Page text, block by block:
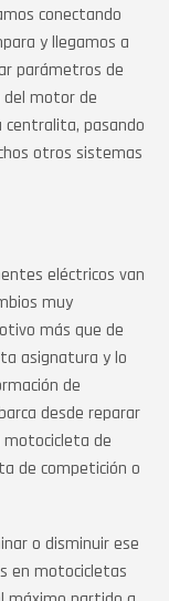
conectando
y llegamos a
parámetros de
motor de
centralita, pasando
otros sistemas
eléctricos van
muy
más que de
asignatura y lo
de
desde reparar
motocicleta de
de competición o
o disminuir ese
en motocicletas